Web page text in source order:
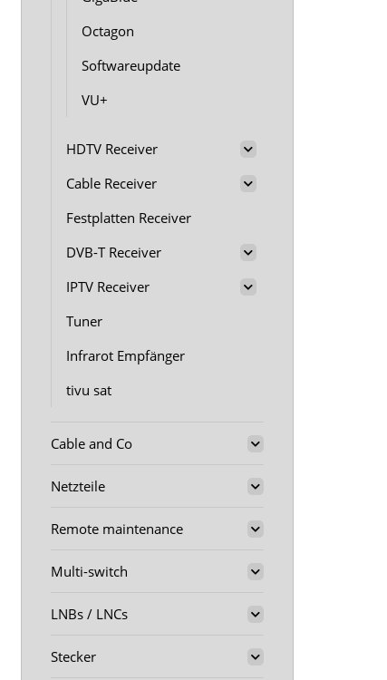
Octagon
Softwareupdate
VU+
HDTV Receiver
Cable Receiver
Festplatten Receiver
DVB-T Receiver
IPTV Receiver
Tuner
Infrarot Empfänger
tivu sat
Cable and Co
Netzteile
Remote maintenance
Multi-switch
LNBs / LNCs
Stecker